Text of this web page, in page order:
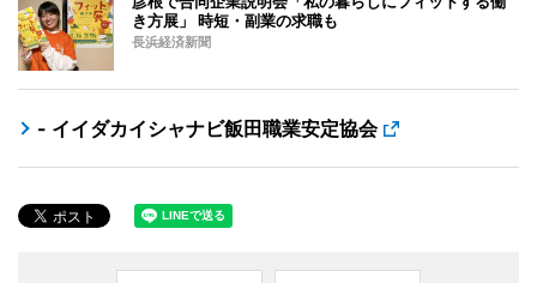
き方展」 時短・副業の求職も
長浜経済新聞
- イイダカイシャナビ飯田職業安定協会